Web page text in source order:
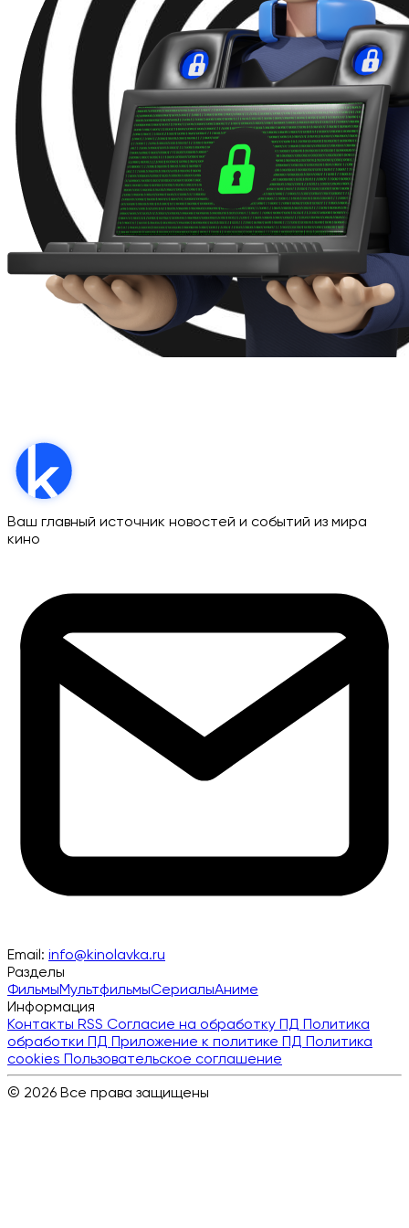
Ваш главный источник новостей и событий из мира
кино
Email: info@kinolavka.ru
Разделы
ФильмыМультфильмыСериалыАниме
Информация
Контакты RSS Согласие на обработку ПД Политика
обработки ПД Приложение к политике ПД Политика
cookies Пользовательское соглашение
© 2026 Все права защищены